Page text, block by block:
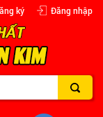
ký Đăng nhập